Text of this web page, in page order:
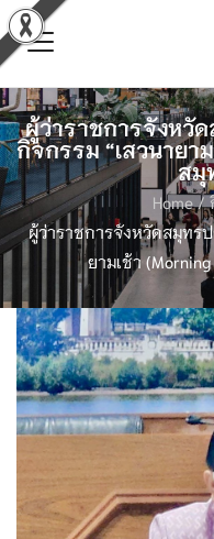
ผู้ว่าราชการจังหวั
กิจกรรม “เสวนายา
สมุ
Home/
ผู้ว่าราชการจังหวัดสมุทร
ยามเช้า